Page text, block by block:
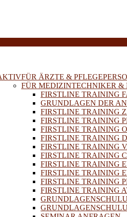
FÜR ÄRZTE &
FÜR MEDIZINTECHNIKER &
FIRSTLINE TRAINING
GRUNDLAGEN DER
FIRSTLINE TRAINING
FIRSTLINE TRAINING
FIRSTLINE TRAINING
FIRSTLINE TRAINING
FIRSTLINE TRAINING
FIRSTLINE TRAINING
FIRSTLINE TRAINING
FIRSTLINE TRAINING
FIRSTLINE TRAINING
FIRSTLINE TRAINING